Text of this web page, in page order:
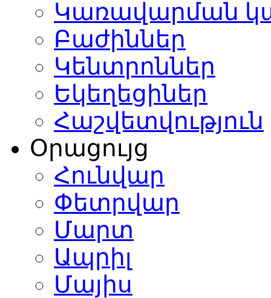
Կառավարման
Բաժիններ
Կենտրոններ
Եկեղեցիներ
Հաշվետվություն
Օրացույց
Հունվար
Փետրվար
Մարտ
Ապրիլ
Մայիս